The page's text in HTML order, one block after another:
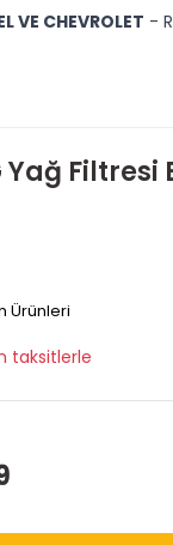
VE CHEVROLET -
Yağ Filtresi
Ürünleri
taksitlerle